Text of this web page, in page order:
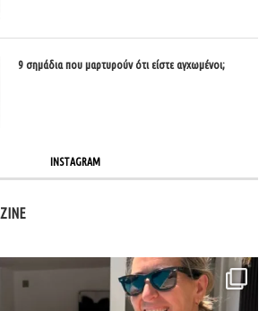
9 σημάδια που μαρτυρούν ότι είστε αγχωμένοι;
INSTAGRAM